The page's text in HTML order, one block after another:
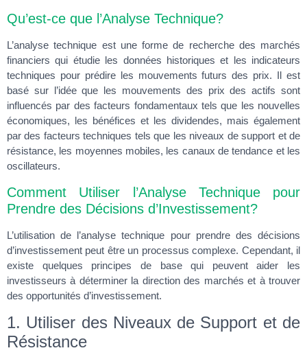
Qu’est-ce que l’Analyse Technique?
L’analyse technique est une forme de recherche des marchés
financiers qui étudie les données historiques et les indicateurs
techniques pour prédire les mouvements futurs des prix. Il est
basé sur l’idée que les mouvements des prix des actifs sont
influencés par des facteurs fondamentaux tels que les nouvelles
économiques, les bénéfices et les dividendes, mais également
par des facteurs techniques tels que les niveaux de support et de
résistance, les moyennes mobiles, les canaux de tendance et les
oscillateurs.
Comment Utiliser l’Analyse Technique pour
Prendre des Décisions d’Investissement?
L’utilisation de l’analyse technique pour prendre des décisions
d’investissement peut être un processus complexe. Cependant, il
existe quelques principes de base qui peuvent aider les
investisseurs à déterminer la direction des marchés et à trouver
des opportunités d’investissement.
1. Utiliser des Niveaux de Support et de
Résistance